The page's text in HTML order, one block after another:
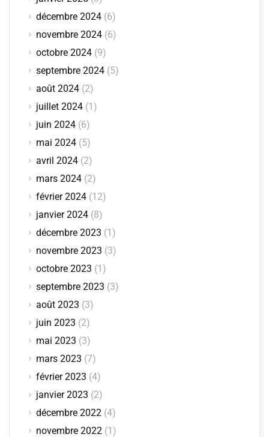
décembre 2024 (6)
novembre 2024 (6)
octobre 2024 (9)
septembre 2024 (5)
août 2024 (2)
juillet 2024 (1)
juin 2024 (6)
mai 2024 (5)
avril 2024 (2)
mars 2024 (2)
février 2024 (12)
janvier 2024 (8)
décembre 2023 (1)
novembre 2023 (3)
octobre 2023 (1)
septembre 2023 (3)
août 2023 (3)
juin 2023 (2)
mai 2023 (3)
mars 2023 (7)
février 2023 (4)
janvier 2023 (2)
décembre 2022 (4)
novembre 2022 (1)